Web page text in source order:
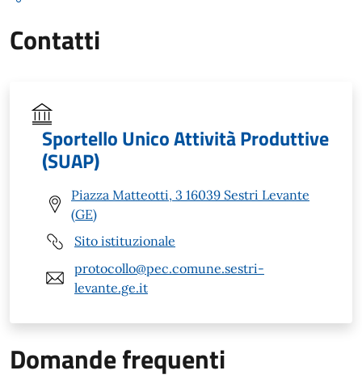
Contatti
Sportello Unico Attività Produttive
(SUAP)
Piazza Matteotti, 3 16039 Sestri Levante
(GE)
Sito istituzionale
protocollo@pec.comune.sestri-
levante.ge.it
Domande frequenti